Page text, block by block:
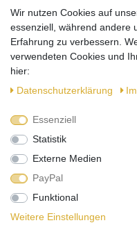
Wir nutzen Cookies auf
essenziell, während andere
Erfahrung zu verbessern.
verwendeten Cookies und
hier:
Daten­schutz­erklärung
Essenziell
Statistik
Externe Medien
PayPal
Funktional
Weitere Einstellungen